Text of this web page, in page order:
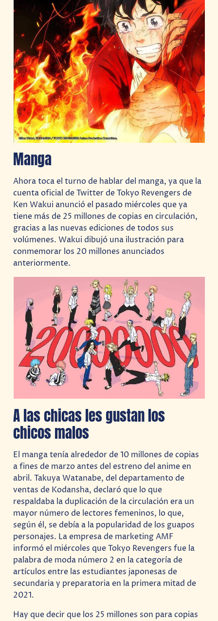
Manga
Ahora toca el turno de hablar del manga, ya que la
cuenta oficial de Twitter de Tokyo Revengers de
Ken Wakui anunció el pasado miércoles que ya
tiene más de 25 millones de copias en circulación,
gracias a las nuevas ediciones de todos sus
volúmenes. Wakui dibujó una ilustración para
conmemorar los 20 millones anunciados
anteriormente.
A las chicas les gustan los
chicos malos
El manga tenía alrededor de 10 millones de copias
a fines de marzo antes del estreno del anime en
abril. Takuya Watanabe, del departamento de
ventas de Kodansha, declaró que lo que
respaldaba la duplicación de la circulación era un
mayor número de lectores femeninos, lo que,
según él, se debía a la popularidad de los guapos
personajes. La empresa de marketing AMF
informó el miércoles que Tokyo Revengers fue la
palabra de moda número 2 en la categoría de
artículos entre las estudiantes japonesas de
secundaria y preparatoria en la primera mitad de
2021.
Hay que decir que los 25 millones son para copias